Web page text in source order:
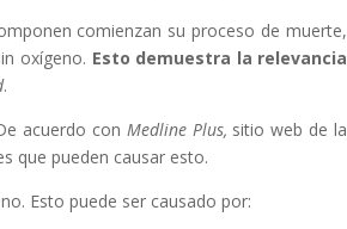
comienzan su proceso de muerte,
oxígeno. Esto demuestra la relevancia
.
acuerdo con Medline Plus, sitio web de la
que pueden causar esto.
Esto puede ser causado por: